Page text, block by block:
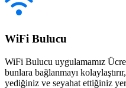
WiFi Bulucu
WiFi Bulucu uygulamamız
bunlara bağlanmayı
yediğiniz ve seyahat ettiğiniz